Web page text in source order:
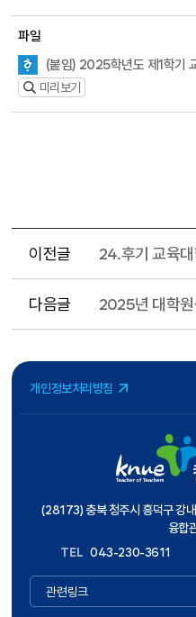
파일
(붙임) 2025학년도 제1학기
미리보기
이전글
다음글
개인정보처리방침
(28173) 충북 청주시 흥덕구 강
융합
TEL 043-230-3611
관련링크